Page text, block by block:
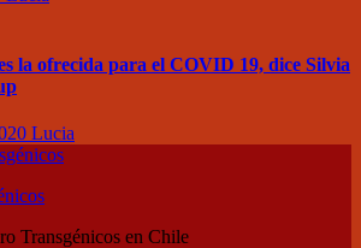
la ofrecida para el COVID 19, dice Silvia
Lucia
Transgénicos en Chile